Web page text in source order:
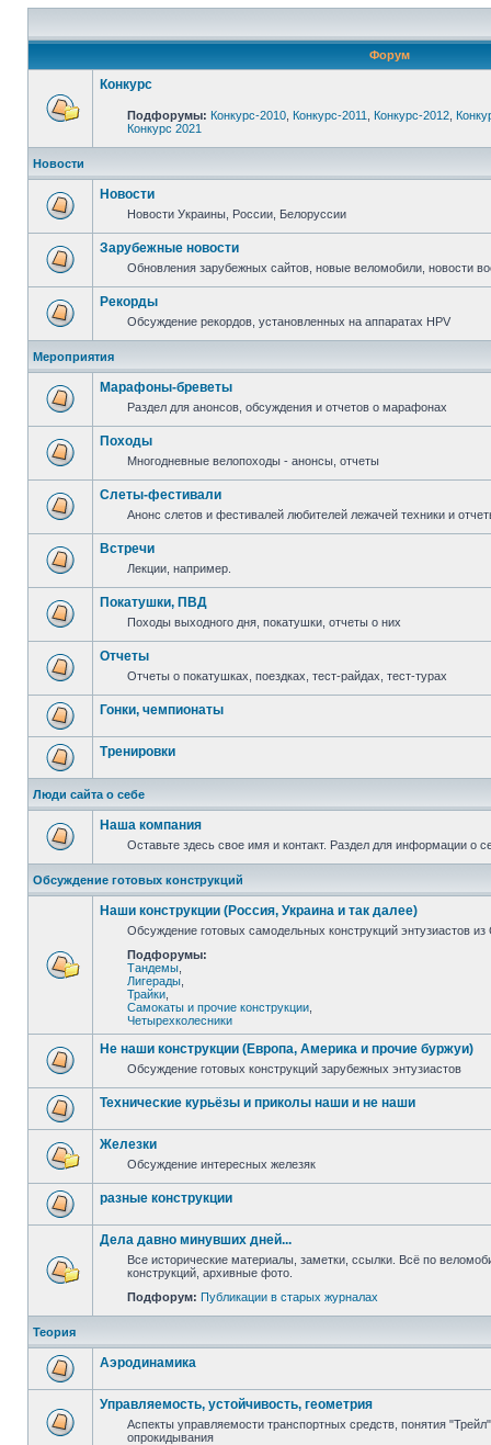
Форум
Конкурс
Подфорумы: Конкурс-2010 Конкурс-2011 Конкурс-2012
Конкурс 2021
Новости
Новости
Новости Украины, России, Белоруссии
Зарубежные новости
Обновления зарубежных сайтов, новые веломобили, новости
Рекорды
Обсуждение рекордов, установленных на аппаратах HPV
Мероприятия
Марафоны-бреветы
Раздел для анонсов, обсуждения и отчетов о марафонах
Походы
Многодневные велопоходы - анонсы, отчеты
Слеты-фестивали
Анонс слетов и фестивалей любителей лежачей техники и
Встречи
Лекции, например.
Покатушки, ПВД
Походы выходного дня, покатушки, отчеты о них
Отчеты
Отчеты о покатушках, поездках, тест-райдах, тест-турах
Гонки, чемпионаты
Тренировки
Люди сайта о себе
Наша компания
Оставьте здесь свое имя и контакт. Раздел для информации о
Обсуждение готовых конструкций
Наши конструкции (Россия, Украина и так далее)
Обсуждение готовых самодельных конструкций энтузиастов
Подфорумы:
Тандемы
Лигерады
Трайки
Самокаты и прочие конструкции
Четырехколесники
Не наши конструкции (Европа, Америка и прочие буржуи)
Обсуждение готовых конструкций зарубежных энтузиастов
Технические курьёзы и приколы наши и не наши
Железки
Обсуждение интересных железяк
разные конструкции
Дела давно минувших дней...
Все исторические материалы, заметки, ссылки. Всё по
конструкций, архивные фото.
Подфорум: Публикации в старых журналах
Теория
Аэродинамика
Управляемость, устойчивость, геометрия
Аспекты управляемости транспортных средств, понятия
опрокидывания